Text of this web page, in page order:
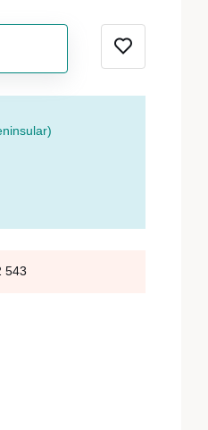
543